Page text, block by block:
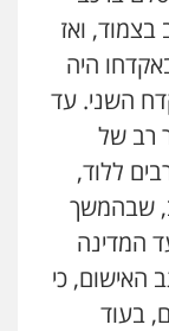
בצמוד, ואז
היה
השני. עד
רב של
ללוד,
שבהמשך
המדינה
האישום, כי
בעוד